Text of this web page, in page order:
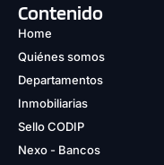
Contenido
Home
Quiénes somos
Departamentos
Inmobiliarias
Sello CODIP
Nexo - Bancos